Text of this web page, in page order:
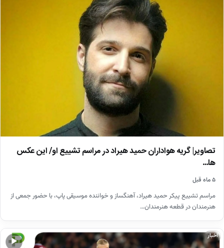
تصاویر| گریه هواداران حمید هیراد در مراسم تشییع او/ این عکس
ها…
۵ ماه قبل
مراسم تشییع پیکر حمید هیراد، آهنگساز و خواننده موسیقی پاپ، با حضور جمعی از
هنرمندان در قطعه هنرمندان…
▶
اخبار